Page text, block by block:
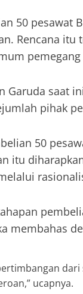
50 pesawat
Rencana
pemegang
Garuda saat
pihak
50
itu
membahas
ucapnya.